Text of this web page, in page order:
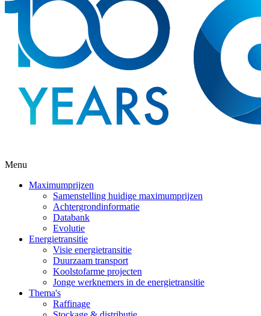
Menu
Maximumprijzen
Samenstelling huidige maximumprijzen
Achtergrondinformatie
Databank
Evolutie
Energietransitie
Visie energietransitie
Duurzaam transport
Koolstofarme projecten
Jonge werknemers in de energietransitie
Thema's
Raffinage